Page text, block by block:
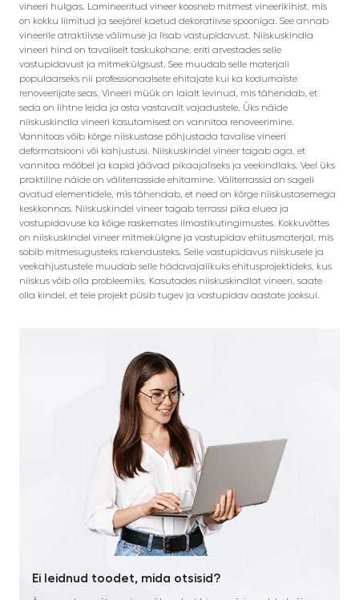
vineeri hulgas. Lamineeritud vineer koosneb mitmest vineerikihist, mis
on kokku liimitud ja seejärel kaetud dekoratiivse spooniga. See annab
vineerile atraktiivse välimuse ja lisab vastupidavust. Niiskuskindla
vineeri hind on tavaliselt taskukohane, eriti arvestades selle
vastupidavust ja mitmekülgsust. See muudab selle materjali
populaarseks nii professionaalsete ehitajate kui ka kodumaiste
renoveerijate seas. Vineeri müük on laialt levinud, mis tähendab, et
seda on lihtne leida ja osta vastavalt vajadustele. Üks näide
niiskuskindla vineeri kasutamisest on vannitoa renoveerimine.
Vannitoas võib kõrge niiskustase põhjustada tavalise vineeri
deformatsiooni või kahjustusi. Niiskuskindel vineer tagab aga, et
vannitoa mööbel ja kapid jäävad pikaajaliseks ja veekindlaks. Veel üks
praktiline näide on väliterrasside ehitamine. Väliterrassid on sageli
avatud elementidele, mis tähendab, et need on kõrge niiskustasemega
keskkonnas. Niiskuskindel vineer tagab terrassi pika eluea ja
vastupidavuse ka kõige raskemates ilmastikutingimustes. Kokkuvõttes
on niiskuskindel vineer mitmekülgne ja vastupidav ehitusmaterjal, mis
sobib mitmesugusteks rakendusteks. Selle vastupidavus niiskusele ja
veekahjustustele muudab selle hädavajalikuks ehitusprojektideks, kus
niiskus võib olla probleemiks. Kasutades niiskuskindlat vineeri, saate
olla kindel, et teie projekt püsib tugev ja vastupidav aastate jooksul.
Ei leidnud toodet, mida otsisid?